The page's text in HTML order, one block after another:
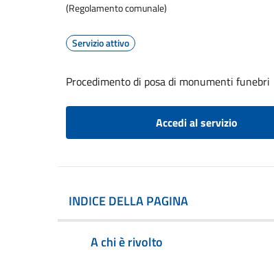
(Regolamento comunale)
Servizio attivo
Procedimento di posa di monumenti funebri
Accedi al servizio
INDICE DELLA PAGINA
A chi è rivolto